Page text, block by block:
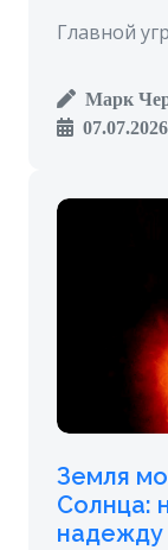
Главной
Марк
07.07.2026
Земля
Солнца:
надежду